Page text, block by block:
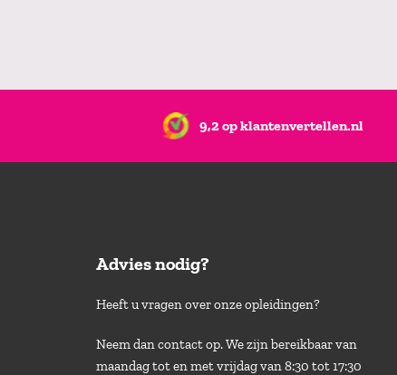
9,2 op klantenvertellen.nl
Advies nodig?
Heeft u vragen over onze opleidingen?
Neem dan contact op. We zijn bereikbaar van
maandag tot en met vrijdag van 8:30 tot 17:30